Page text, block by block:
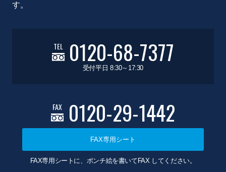
す。
TEL 0120-68-7377
受付平日 8:30～17:30
FAX 0120-29-1442
FAX専用シート
FAX専用シートに、ポンチ絵を書いてFAX してください。